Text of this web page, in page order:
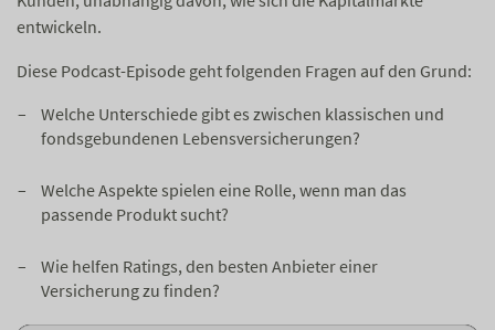
entwickeln.
Diese Podcast-Episode geht folgenden Fragen auf den Grund:
Welche Unterschiede gibt es zwischen klassischen und
fondsgebundenen Lebensversicherungen?
Welche Aspekte spielen eine Rolle, wenn man das
passende Produkt sucht?
Wie helfen Ratings, den besten Anbieter einer
Versicherung zu finden?